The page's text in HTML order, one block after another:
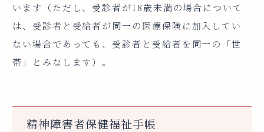
います（ただし、受診者が18歳未満の場合について
は、受診者と受給者が同一の医療保険に加入してい
ない場合であっても、受診者と受給者を同一の「世
帯」とみなします）。
精神障害者保健福祉手帳